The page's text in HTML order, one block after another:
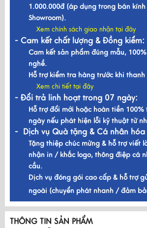
1.000.000đ (áp dụng trong bán
Showroom).
Xem chính sách giao nhận tại đây
- Cam kết chất lượng & Đồng kiểm:
Cam kết sản phẩm đúng mẫu,
nghề.
Hỗ trợ kiểm tra hàng trước khi
Xem chi tiết tại đây
- Đổi trả linh hoạt trong 07 ngày:
Hỗ trợ đổi mới hoặc hoàn tiền 100%
ngày nếu phát hiện lỗi kỹ thuật từ
- Dịch vụ Quà tặng & Cá nhân hóa
Tặng thiệp chúc mừng & hỗ trợ viết
nhận in / khắc logo, thông điệp cá
cầu.
Dịch vụ đóng gói cao cấp & hỗ trợ
ngoài (chuyển phát nhanh / đảm
THÔNG TIN SẢN PHẨM